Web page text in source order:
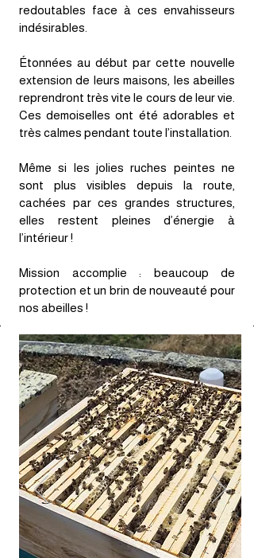
redoutables face à ces envahisseurs
indésirables.
Étonnées au début par cette nouvelle
extension de leurs maisons, les abeilles
reprendront très vite le cours de leur vie.
Ces demoiselles ont été adorables et
très calmes pendant toute l’installation.
Même si les jolies ruches peintes ne
sont plus visibles depuis la route,
cachées par ces grandes structures,
elles restent pleines d’énergie à
l’intérieur !
Mission accomplie : beaucoup de
protection et un brin de nouveauté pour
nos abeilles !